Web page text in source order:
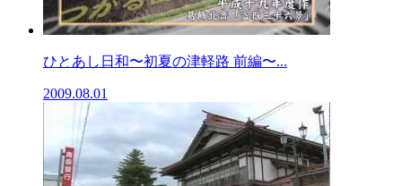
ひとあし日和〜初夏の津軽路 前編〜...
2009.08.01